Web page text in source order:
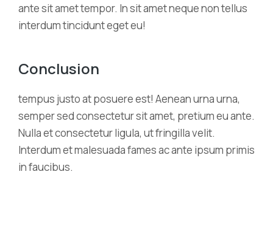
ante sit amet tempor. In sit amet neque non tellus
interdum tincidunt eget eu!
Conclusion
tempus justo at posuere est! Aenean urna urna,
semper sed consectetur sit amet, pretium eu ante.
Nulla et consectetur ligula, ut fringilla velit.
Interdum et malesuada fames ac ante ipsum primis
in faucibus.